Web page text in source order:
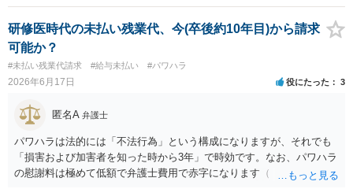
としどころ」を分けて考える必要があります。 ４ 制作側から名刺が
支給され、その肩書きで外部と打合せ・広報活動を行っていた事実
は、「プロジェクトの一員として継続的に業務を担当していた」こと
を裏付ける有力な事情になります。もっとも、名刺の存在だけで有償
契約や具体的な報酬額が自動的に認められるわけではなく、あくまで
他の証拠と併せて評価される位置付けです。 ５ 今後も関わる場合
用負担等を明確に定めた業務委託契約書を締結しておくことを強くお
負担を時系列で整理し事実関係を共有すること ・「過去の貢献への最
低限の謝意・一部清算」と「今後の関係・契約条件」の双方につい
て、複数の選択肢を用意して提案すること を意識されるとよいかと思
あります。 なお、法的に認められても会社に資力がなければ破産し
て、回収できないとなることもあります。
研修医時代の未払い残業代、今(卒後約10年目)から請求
可能か？
#未払い残業代請求 #給与未払い #パワハラ
2026年6月17日 役にたった 3
匿名A 弁護士
パワハラは法的には「不法行為」という構成になりますが、それでも
「損害および加害者を知った時から3年」で時効です。なお、パワハラ
の慰謝料は極めて低額で弁護士費用で赤字になります（「しまむら